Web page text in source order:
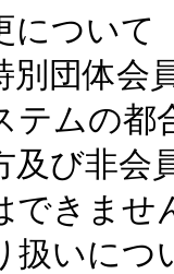
について
団体会
テムの
び非会
できませ
扱いにつ